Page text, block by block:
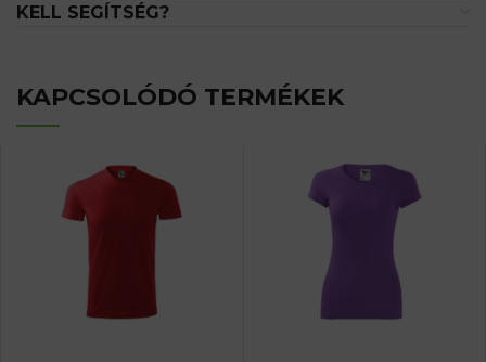
KELL SEGÍTSÉG?
KAPCSOLÓDÓ TERMÉKEK